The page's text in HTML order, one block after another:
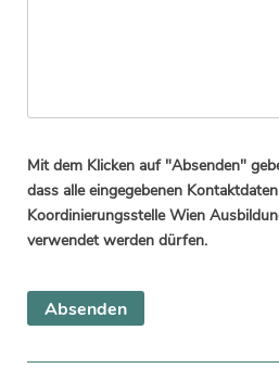
Mit dem Klicken auf "Absenden"
dass alle eingegebenen
Koordinierungsstelle Wien
verwendet werden dürfen.